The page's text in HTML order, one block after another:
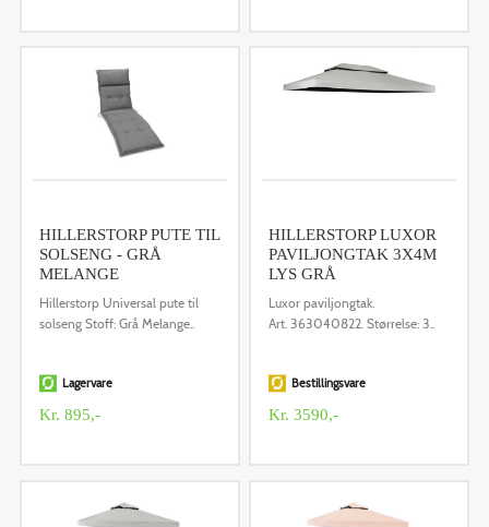
HILLERSTORP PUTE TIL
SOLSENG - GRÅ
MELANGE
Hillerstorp Universal pute til
solseng Stoff: Grå Melange..
Lagervare
Kr. 895,-
HILLERSTORP LUXOR
PAVILJONGTAK 3X4M
LYS GRÅ
Luxor paviljongtak.
Art. 363040822. Størrelse: 3..
Bestillingsvare
Kr. 3590,-